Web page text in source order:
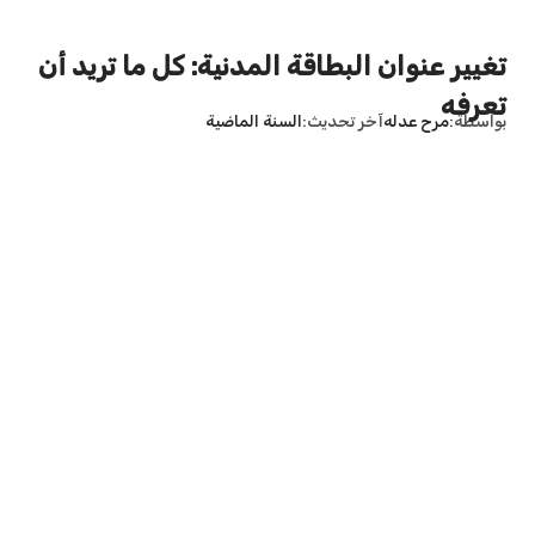
تغيير عنوان البطاقة المدنية: كل ما تريد أن
تعرفه
بواسطة مرح عدلهآخر تحديث السنة الماضية